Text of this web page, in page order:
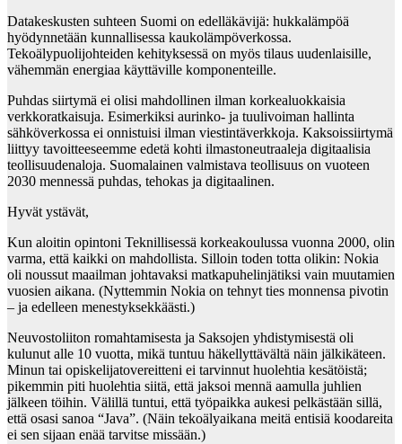
Datakeskusten suhteen Suomi on edelläkävijä: hukkalämpöä
hyödynnetään kunnallisessa kaukolämpöverkossa.
Tekoälypuolijohteiden kehityksessä on myös tilaus uudenlaisille,
vähemmän energiaa käyttäville komponenteille.
Puhdas siirtymä ei olisi mahdollinen ilman korkealuokkaisia
verkkoratkaisuja. Esimerkiksi aurinko- ja tuulivoiman hallinta
sähköverkossa ei onnistuisi ilman viestintäverkkoja. Kaksoissiirtymä
liittyy tavoitteeseemme edetä kohti ilmastoneutraaleja digitaalisia
teollisuudenaloja. Suomalainen valmistava teollisuus on vuoteen
2030 mennessä puhdas, tehokas ja digitaalinen.
Hyvät ystävät,
Kun aloitin opintoni Teknillisessä korkeakoulussa vuonna 2000, olin
varma, että kaikki on mahdollista. Silloin toden totta olikin: Nokia
oli noussut maailman johtavaksi matkapuhelinjätiksi vain muutamien
vuosien aikana. (Nyttemmin Nokia on tehnyt ties monnensa pivotin
– ja edelleen menestyksekkäästi.)
Neuvostoliiton romahtamisesta ja Saksojen yhdistymisestä oli
kulunut alle 10 vuotta, mikä tuntuu häkellyttävältä näin jälkikäteen.
Minun tai opiskelijatovereitteni ei tarvinnut huolehtia kesätöistä;
pikemmin piti huolehtia siitä, että jaksoi mennä aamulla juhlien
jälkeen töihin. Välillä tuntui, että työpaikka aukesi pelkästään sillä,
että osasi sanoa “Java”. (Näin tekoälyaikana meitä entisiä koodareita
ei sen sijaan enää tarvitse missään.)